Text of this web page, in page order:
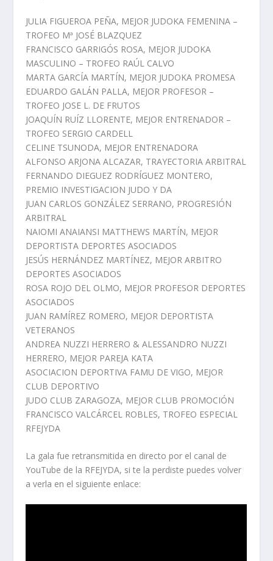
JULIA FIGUEROA PEÑA, MEJOR JUDOKA FEMENINA –
TROFEO Mª JOSÉ BLAZQUEZ
FRANCISCO GARRIGÓS ROSA, MEJOR JUDOKA
MASCULINO – TROFEO RAÚL CALVO
MARTA GARCÍA MARTÍN, MEJOR JUDOKA PROMESA
EDUARDO GALÁN PALLA, MEJOR PROFESOR –
TROFEO JOSE L. DE FRUTOS
JOAQUÍN RUÍZ LLORENTE, MEJOR ENTRENADOR –
TROFEO SERGIO CARDELL
CELINE TSUNODA, MEJOR ENTRENADORA
ALFONSO ARJONA ALCAZAR, TRAYECTORIA ARBITRAL
FERNANDO DIEGUEZ RODRÍGUEZ MONTERO,
PREMIO INVESTIGACION JUDO Y DA
JUAN CARLOS GONZÁLEZ SERRANO, PROGRESIÓN
ARBITRAL
NAIOMI ANAIANSI MATTHEWS MARTÍN, MEJOR
DEPORTISTA DEPORTES ASOCIADOS
JESÚS HERNÁNDEZ MARTÍNEZ, MEJOR ARBITRO
DEPORTES ASOCIADOS
ROSA ROJO DEL OLMO, MEJOR PROFESOR DEPORTES
ASOCIADOS
JUAN RAMÍREZ ROMERO, MEJOR DEPORTISTA
VETERANOS
ANDREA NUZZI HERRERO & ALESSANDRO NUZZI
HERRERO, MEJOR PAREJA KATA
ASOCIACION DEPORTIVA FAMU DE VIGO, MEJOR
CLUB DEPORTIVO
JUDO CLUB ZARAGOZA, MEJOR CLUB PROMOCIÓN
FRANCISCO VALCÁRCEL ROBLES, TROFEO ESPECIAL
RFEJYDA
La gala fue retransmitida en directo por el canal de
YouTube de la RFEJYDA, si te la perdiste puedes volver
a verla en el siguiente enlace: